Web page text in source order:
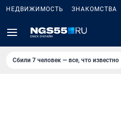
НЕДВИЖИМОСТЬ ЗНАКОМСТВА
Сбили 7 человек — все, что известно